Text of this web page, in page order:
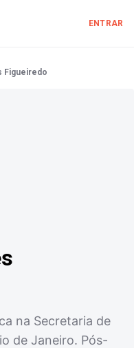
ENTRAR
Figueiredo
na Secretaria de
de Janeiro. Pós-